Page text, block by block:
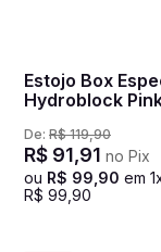
Estojo Box
Hydroblock
De: R$ 119,90
R$ 91,91 no Pix
ou R$ 99 90 em 1
R$ 99 90